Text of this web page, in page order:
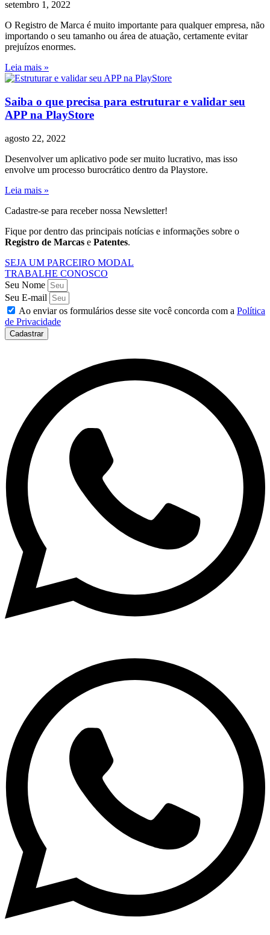
setembro 1, 2022
O Registro de Marca é muito importante para qualquer empresa, não
importando o seu tamanho ou área de atuação, certamente evitar
prejuízos enormes.
Leia mais »
Saiba o que precisa para estruturar e validar seu
APP na PlayStore
agosto 22, 2022
Desenvolver um aplicativo pode ser muito lucrativo, mas isso
envolve um processo burocrático dentro da Playstore.
Leia mais »
Cadastre-se para receber nossa Newsletter!
Fique por dentro das principais notícias e informações sobre o
Registro de Marcas e Patentes.
SEJA UM PARCEIRO MODAL
TRABALHE CONOSCO
Seu Nome
Seu E-mail
Ao enviar os formulários desse site você concorda com a Política
de Privacidade
Cadastrar